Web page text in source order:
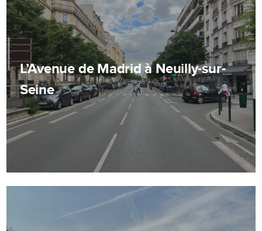
L’Avenue de Madrid à Neuilly-sur-
Seine